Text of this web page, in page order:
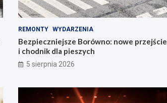
REMONTY WYDARZENIA
Bezpieczniejsze Borówno: nowe przejście
i chodnik dla pieszych
5 sierpnia 2026